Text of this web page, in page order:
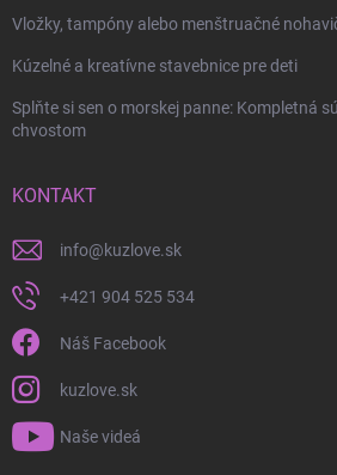
Vložky, tampóny alebo menštruačné
Kúzelné a kreatívne stavebnice pre deti
Splňte si sen o morskej panne: Kompletná
chvostom
KONTAKT
info@kuzlove.sk
+421 904 525 534
Náš Facebook
kuzlove.sk
Naše videá